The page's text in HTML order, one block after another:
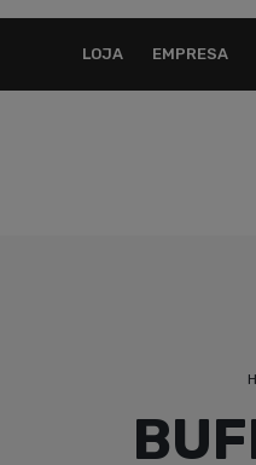
LOJA EMPRESA